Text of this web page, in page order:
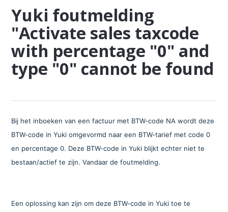
Yuki foutmelding
"Activate sales taxcode
with percentage "0" and
type "0" cannot be found
Bij het inboeken van een factuur met BTW-code NA wordt deze
BTW-code in Yuki omgevormd naar een BTW-tarief met code 0
en percentage 0. Deze BTW-code in Yuki blijkt echter niet te
bestaan/actief te zijn. Vandaar de foutmelding.
Een oplossing kan zijn om deze BTW-code in Yuki toe te